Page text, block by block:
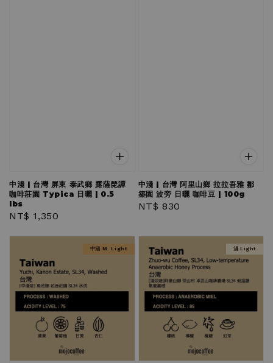
中淺 | 台灣 屏東 泰武鄉 露薩琵譚
咖啡莊園 Typica 日曬 | 0.5
lbs
Regular
NT$ 1,350
中淺 | 台灣 阿里山鄉 拉拉吾雅 鄒
築園 波旁 日曬 咖啡豆 | 100g
Regular
NT$ 830
中淺 M. Light 淺 Light